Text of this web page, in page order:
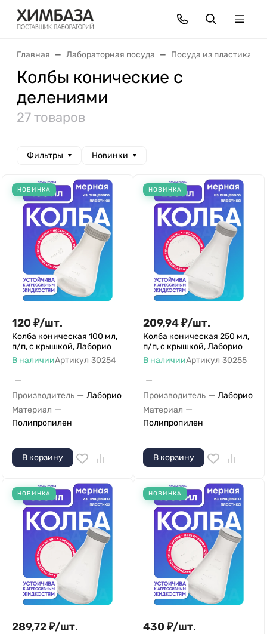
Главная Лабораторная посуда Посуда из пластика
Колбы конические с
делениями
27 товаров
Фильтры Новинки
НОВИНКА
120 ₽/шт.
Колба коническая 100 мл,
п/п, с крышкой, Лаборио
В наличииАртикул 30254
—
Производитель — Лаборио
Материал —
Полипропилен
В корзину
НОВИНКА
209,94₽/шт.
Колба коническая 250 мл,
п/п, с крышкой, Лаборио
В наличииАртикул 30255
—
Производитель — Лаборио
Материал —
Полипропилен
В корзину
НОВИНКА
289,72₽/шт.
НОВИНКА
430 ₽/шт.